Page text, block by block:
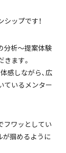
ップです！
分析～提案体験
ます。
感しながら、広
ているメンター
フワッとしてい
が掴めるように